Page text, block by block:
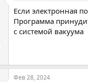
Если электронная
Программа
с системой вакуума
Фев 28, 2024